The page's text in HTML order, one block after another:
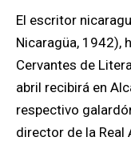
El escritor
Nicaragüa, 1942),
Cervantes de
abril recibirá en
respectivo
director de la Real